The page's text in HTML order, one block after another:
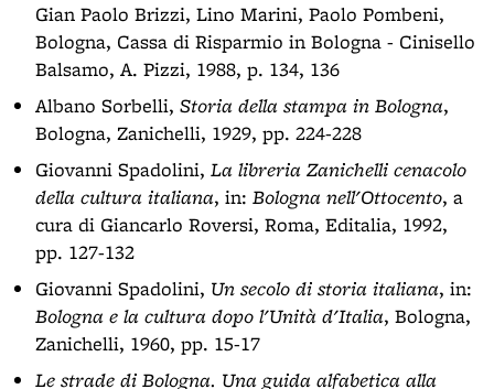
Gian Paolo Brizzi, Lino Marini, Paolo Pombeni,
Bologna, Cassa di Risparmio in Bologna - Cinisello
Balsamo, A. Pizzi, 1988, p. 134, 136
Albano Sorbelli, Storia della stampa in Bologna,
Bologna, Zanichelli, 1929, pp. 224-228
Giovanni Spadolini, La libreria Zanichelli cenacolo
della cultura italiana, in: Bologna nell'Ottocento, a
cura di Giancarlo Roversi, Roma, Editalia, 1992,
pp. 127-132
Giovanni Spadolini, Un secolo di storia italiana, in:
Bologna e la cultura dopo l'Unità d'Italia, Bologna,
Zanichelli, 1960, pp. 15-17
Le strade di Bologna. Una guida alfabetica alla